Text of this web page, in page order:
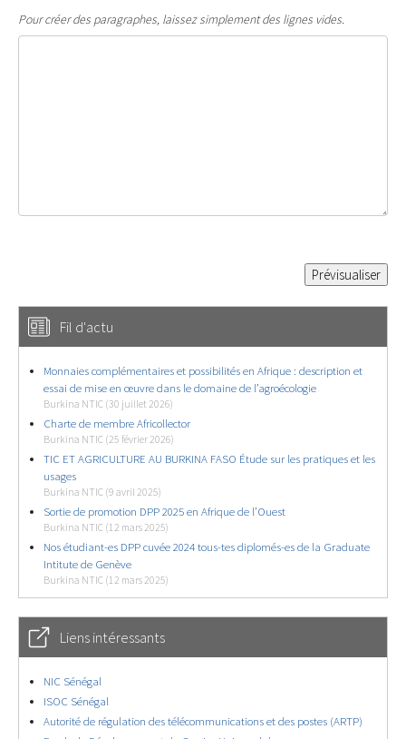
Pour créer des paragraphes, laissez simplement des lignes vides.
Fil d'actu
Monnaies complémentaires et possibilités en Afrique : description et
essai de mise en œuvre dans le domaine de l’agroécologie
Burkina NTIC (30 juillet 2026)
Charte de membre Africollector
Burkina NTIC (25 février 2026)
TIC ET AGRICULTURE AU BURKINA FASO Étude sur les pratiques et les
usages
Burkina NTIC (9 avril 2025)
Sortie de promotion DPP 2025 en Afrique de l’Ouest
Burkina NTIC (12 mars 2025)
Nos étudiant-es DPP cuvée 2024 tous-tes diplomés-es de la Graduate
Intitute de Genève
Burkina NTIC (12 mars 2025)
Liens intéressants
NIC Sénégal
ISOC Sénégal
Autorité de régulation des télécommunications et des postes (ARTP)